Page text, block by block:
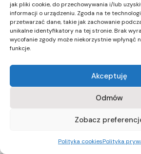
jak pliki cookie, do przechowywania i/lub
informacji o urządzeniu. Zgoda na te
przetwarzać dane, takie jak zachowanie
unikalne identyfikatory na tej stronie. Brak
wycofanie zgody może niekorzystnie wpłynąć
funkcje.
Akceptuję
Odmów
Zobacz
Polityka cookiesPolityka